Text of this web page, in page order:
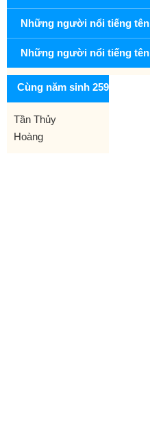
Những người nổi tiếng tên
Những người nổi tiếng tên
Cùng năm sinh 259
Tần Thủy
Hoàng